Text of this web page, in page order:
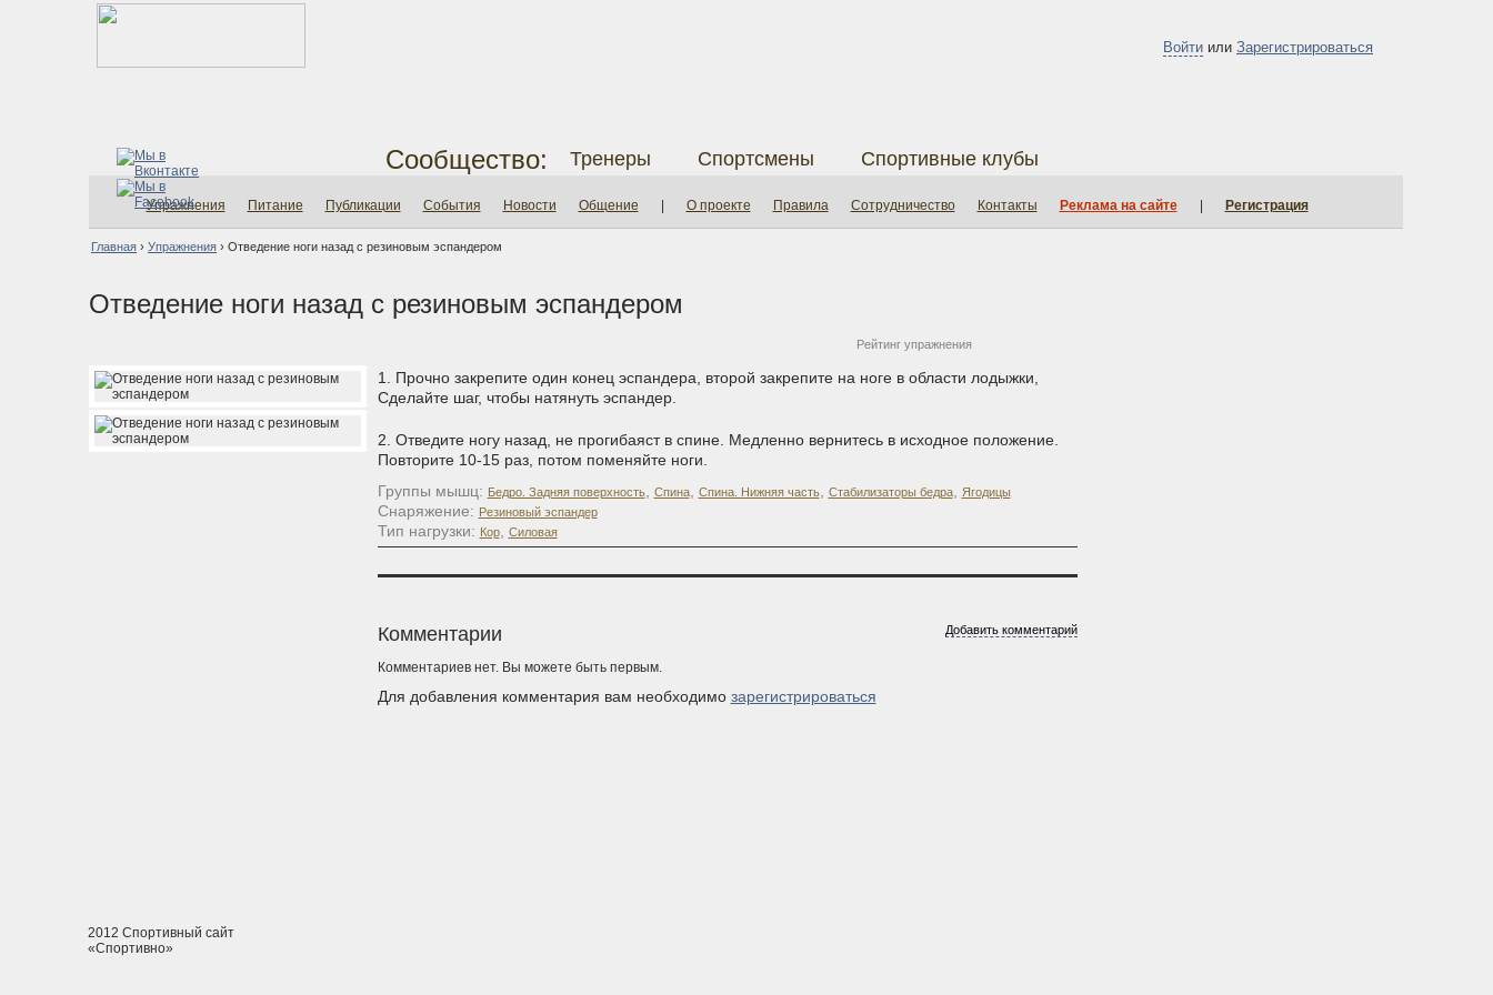
Войти или Зарегистрироваться
Сообщество: Тренеры Спортсмены Спортивные клубы
Упражнения Питание Публикации События Новости Общение О проекте Правила Сотрудничество Контакты Реклама на сайте Регистрация
Главная › Упражнения › Отведение ноги назад с резиновым эспандером
Отведение ноги назад с резиновым эспандером
Рейтинг упражнения
1. Прочно закрепите один конец эспандера, второй закрепите на ноге в области лодыжки,
Сделайте шаг, чтобы натянуть эспандер.
2. Отведите ногу назад, не прогибаяст в спине. Медленно вернитесь в исходное положение.
Повторите 10-15 раз, потом поменяйте ноги.
Группы мышц: Бедро. Задняя поверхность, Спина, Спина. Нижняя часть, Стабилизаторы бедра, Ягодицы
Снаряжение: Резиновый эспандер
Тип нагрузки: Кор, Силовая
Добавить комментарий
Комментарии
Комментариев нет. Вы можете быть первым.
Для добавления комментария вам необходимо зарегистрироваться
2012 Спортивный сайт
«Спортивно»